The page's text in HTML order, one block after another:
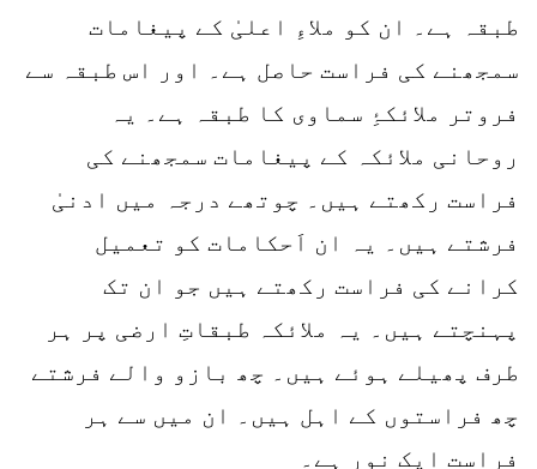
طبقہ ہے۔ ان کو ملاءِ اعلیٰ کے پیغامات
سمجھنے کی فراست حاصل ہے۔ اور اس طبقہ سے
فروتر ملائکۂِ سماوی کا طبقہ ہے۔ یہ
روحانی ملائکہ کے پیغامات سمجھنے کی
فراست رکھتے ہیں۔ چوتھے درجہ میں ادنیٰ
فرشتے ہیں۔ یہ ان اَحکامات کو تعمیل
کرانے کی فراست رکھتے ہیں جو ان تک
پہنچتے ہیں۔ یہ ملائکہ طبقاتِ ارضی پر ہر
طرف پھیلے ہوئے ہیں۔ چھ بازو والے فرشتے
چھ فراستوں کے اہل ہیں۔ ان میں سے ہر
فراست ایک نور ہے۔